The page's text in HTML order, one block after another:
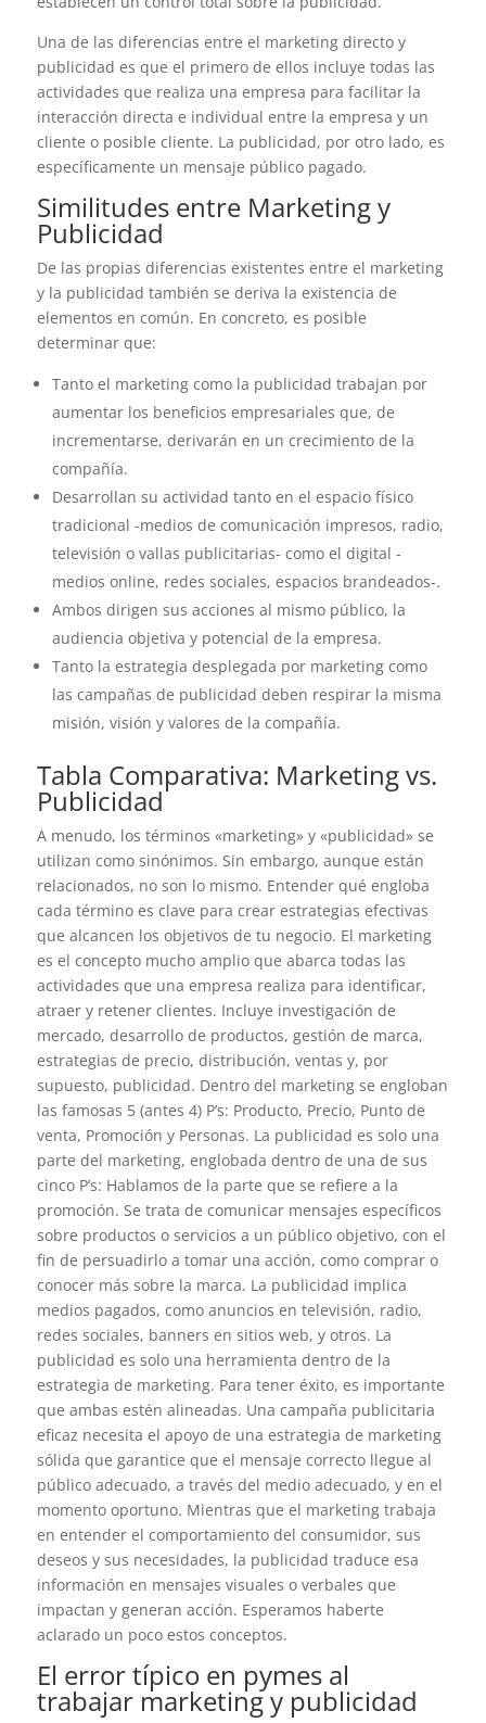
Una de las diferencias entre el marketing directo y
publicidad es que el primero de ellos incluye todas las
actividades que realiza una empresa para facilitar la
interacción directa e individual entre la empresa y un
cliente o posible cliente. La publicidad, por otro lado, es
específicamente un mensaje público pagado.
Similitudes entre Marketing y
Publicidad
De las propias diferencias existentes entre el marketing
y la publicidad también se deriva la existencia de
elementos en común. En concreto, es posible
determinar que:
Tanto el marketing como la publicidad trabajan por
aumentar los beneficios empresariales que, de
incrementarse, derivarán en un crecimiento de la
compañía.
Desarrollan su actividad tanto en el espacio físico
tradicional -medios de comunicación impresos, radio,
televisión o vallas publicitarias- como el digital -
medios online, redes sociales, espacios brandeados-.
Ambos dirigen sus acciones al mismo público, la
audiencia objetiva y potencial de la empresa.
Tanto la estrategia desplegada por marketing como
las campañas de publicidad deben respirar la misma
misión, visión y valores de la compañía.
Tabla Comparativa: Marketing vs.
Publicidad
A menudo, los términos «marketing» y «publicidad» se
utilizan como sinónimos. Sin embargo, aunque están
relacionados, no son lo mismo. Entender qué engloba
cada término es clave para crear estrategias efectivas
que alcancen los objetivos de tu negocio. El marketing
es el concepto mucho amplio que abarca todas las
actividades que una empresa realiza para identificar,
atraer y retener clientes. Incluye investigación de
mercado, desarrollo de productos, gestión de marca,
estrategias de precio, distribución, ventas y, por
supuesto, publicidad. Dentro del marketing se engloban
las famosas 5 (antes 4) P’s: Producto, Precio, Punto de
venta, Promoción y Personas. La publicidad es solo una
parte del marketing, englobada dentro de una de sus
cinco P’s: Hablamos de la parte que se refiere a la
promoción. Se trata de comunicar mensajes específicos
sobre productos o servicios a un público objetivo, con el
fin de persuadirlo a tomar una acción, como comprar o
conocer más sobre la marca. La publicidad implica
medios pagados, como anuncios en televisión, radio,
redes sociales, banners en sitios web, y otros. La
publicidad es solo una herramienta dentro de la
estrategia de marketing. Para tener éxito, es importante
que ambas estén alineadas. Una campaña publicitaria
eficaz necesita el apoyo de una estrategia de marketing
sólida que garantice que el mensaje correcto llegue al
público adecuado, a través del medio adecuado, y en el
momento oportuno. Mientras que el marketing trabaja
en entender el comportamiento del consumidor, sus
deseos y sus necesidades, la publicidad traduce esa
información en mensajes visuales o verbales que
impactan y generan acción. Esperamos haberte
aclarado un poco estos conceptos.
El error típico en pymes al
trabajar marketing y publicidad